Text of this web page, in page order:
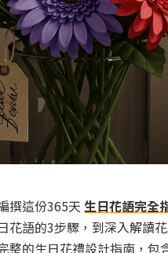
撰這份365天 生日花語完全
花語的3步驟，到深入解讀
整的生日花禮設計指南，